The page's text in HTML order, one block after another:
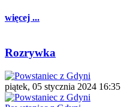
więcej ...
Rozrywka
piątek, 05 stycznia 2024 16:35